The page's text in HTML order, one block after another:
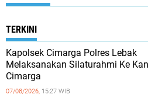
TERKINI
Kapolsek Cimarga Polres Lebak
Melaksanakan Silaturahmi Ke
Cimarga
07/08/2026, 15:27 WIB